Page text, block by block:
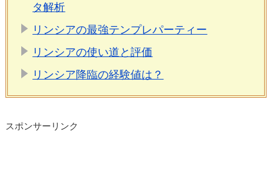
タ解析
リンシアの最強テンプレパーティー
リンシアの使い道と評価
リンシア降臨の経験値は？
スポンサーリンク